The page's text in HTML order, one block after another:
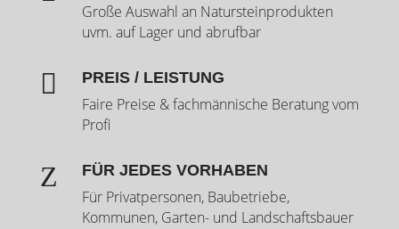
Große Auswahl an Natursteinprodukten
uvm. auf Lager und abrufbar
 PREIS / LEISTUNG
Faire Preise & fachmännische Beratung vom
Profi
Z FÜR JEDES VORHABEN
Für Privatpersonen, Baubetriebe,
Kommunen, Garten- und Landschaftsbauer